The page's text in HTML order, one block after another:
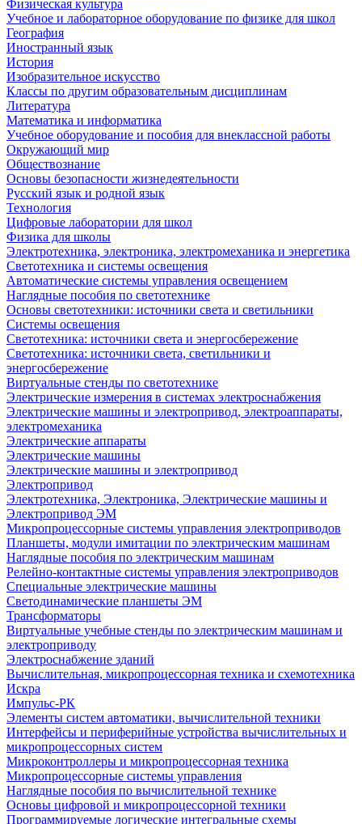
Физическая культура
Учебное и лабораторное оборудование по физике для школ
География
Иностранный язык
История
Изобразительное искусство
Классы по другим образовательным дисциплинам
Литература
Математика и информатика
Учебное оборудование и пособия для внеклассной работы
Окружающий мир
Обществознание
Основы безопасности жизнедеятельности
Русский язык и родной язык
Технология
Цифровые лаборатории для школ
Физика для школы
Электротехника, электроника, электромеханика и энергетика
Светотехника и системы освещения
Автоматические системы управления освещением
Наглядные пособия по светотехнике
Основы светотехники: источники света и светильники
Системы освещения
Светотехника: источники света и энергосбережение
Светотехника: источники света, светильники и
энергосбережение
Виртуальные стенды по светотехнике
Электрические измерения в системах электроснабжения
Электрические машины и электропривод, электроаппараты,
электромеханика
Электрические аппараты
Электрические машины
Электрические машины и электропривод
Электропривод
Электротехника, Электроника, Электрические машины и
Электропривод ЭМ
Микропроцессорные системы управления электроприводов
Планшеты, модули имитации по электрическим машинам
Наглядные пособия по электрическим машинам
Релейно-контактные системы управления электроприводов
Специальные электрические машины
Светодинамические планшеты ЭМ
Трансформаторы
Виртуальные учебные стенды по электрическим машинам и
электроприводу
Электроснабжение зданий
Вычислительная, микропроцессорная техника и схемотехника
Искра
Импульс-РК
Элементы систем автоматики, вычислительной техники
Интерфейсы и периферийные устройства вычислительных и
микропроцессорных систем
Микроконтроллеры и микропроцессорная техника
Микропроцессорные системы управления
Наглядные пособия по вычислительной технике
Основы цифровой и микропроцессорной техники
Программируемые логические интегральные схемы